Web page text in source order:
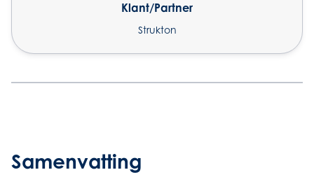
Klant/Partner
Strukton
Samenvatting